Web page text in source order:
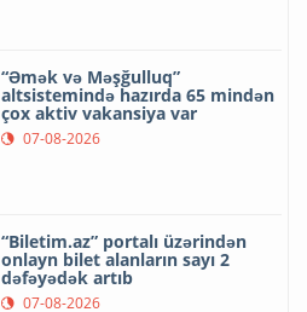
“Əmək və Məşğulluq”
altsistemində hazırda 65 mindən
çox aktiv vakansiya var
07-08-2026
“Biletim.az” portalı üzərindən
onlayn bilet alanların sayı 2
dəfəyədək artıb
07-08-2026